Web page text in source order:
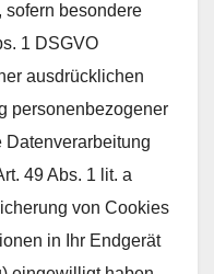
sofern besondere
1 DSGVO
ausdrücklichen
personenbezogener
Datenverarbeitung
49 Abs. 1 lit. a
von Cookies
in Ihr Endgerät